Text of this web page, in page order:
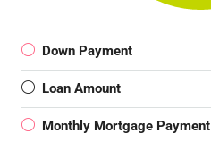
Down Payment
Loan Amount
Monthly Mortgage Payment